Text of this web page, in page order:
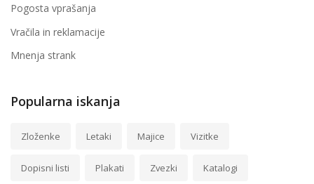
Pogosta vprašanja
Vračila in reklamacije
Mnenja strank
Popularna iskanja
Zloženke Letaki Majice Vizitke
Dopisni listi Plakati Zvezki Katalogi